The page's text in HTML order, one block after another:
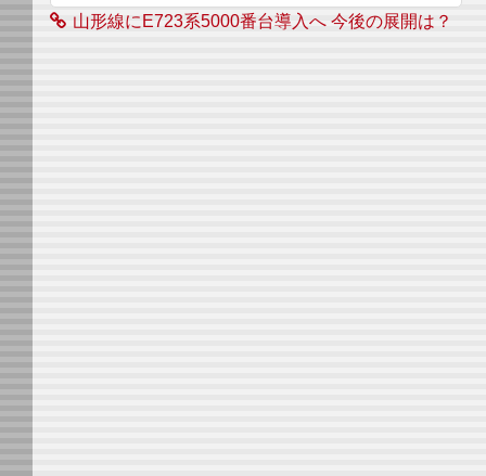
山形線にE723系5000番台導入へ 今後の展開は？